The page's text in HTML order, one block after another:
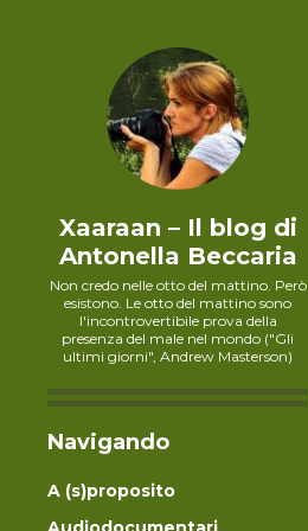
Xaaraan – Il blog di
Antonella Beccaria
Non credo nelle otto del mattino. Però
esistono. Le otto del mattino sono
l'incontrovertibile prova della
presenza del male nel mondo ("Gli
ultimi giorni", Andrew Masterson)
Navigando
A (s)proposito